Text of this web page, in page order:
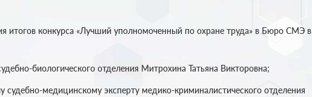
итогов конкурса «Лучший уполномоченный по охране труда» в Бюро СМЭ в
биологического отделения Митрохина Татьяна Викторовна;
судебно-медицинскому эксперту медико-криминалистического отделения